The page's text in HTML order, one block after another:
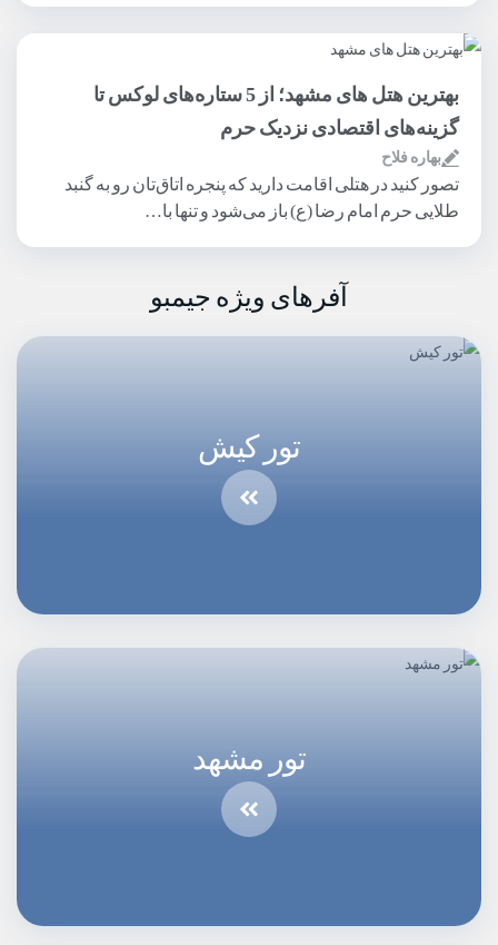
بهترین هتل های مشهد؛ از 5 ستاره‌های لوکس تا
گزینه‌های اقتصادی نزدیک حرم
بهاره فلاح
تصور کنید در هتلی اقامت دارید که پنجره اتاق‌تان رو به گنبد
طلایی حرم امام رضا (ع) باز می‌شود و تنها با…
آفرهای ویژه جیمبو
تور کیش
تور مشهد